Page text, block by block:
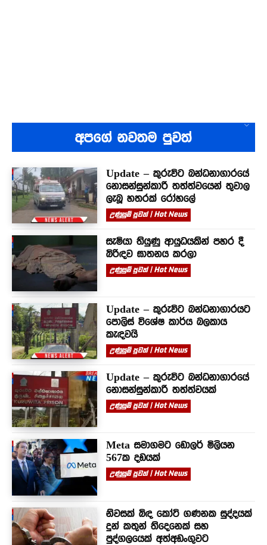
අපගේ නවතම පුවත්
Update – කුරුවිට බන්ධනාගාරයේ
නොසන්සුන්කාරී තත්ත්වයෙන් තුවාල
ලැබූ හතරක් රෝහලේ
උණුසුම් පුවත් | Hot News
සැමියා තියුණු ආයුධයකින් පහර දී
බිරිඳව ඝාතනය කරලා
උණුසුම් පුවත් | Hot News
Update – කුරුවිට බන්ධනාගාරයට
පොලිස් විශේෂ කාර්ය බලකාය
කැඳවයි
උණුසුම් පුවත් | Hot News
Update – කුරුවිට බන්ධනාගාරයේ
නොසන්සුන්කාරී තත්ත්වයක්
උණුසුම් පුවත් | Hot News
Meta සමාගමට ඩොලර් මිලියන
567ක දඩයක්
උණුසුම් පුවත් | Hot News
නිවසක් බිඳ කෝටි ගණනක සුද්දයක්
දුන් කතුන් තිදෙනෙක් සහ
පුද්ගලයෙක් අත්අඩංගුවට